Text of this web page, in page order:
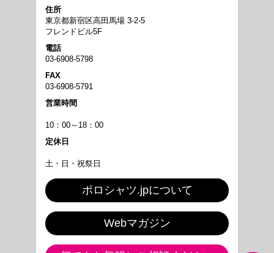
住所
東京都新宿区高田馬場 3-2-5
フレンドビル5F
電話
03-6908-5798
FAX
03-6908-5791
営業時間
10：00～18：00
定休日
土・日・祝祭日
ポロシャツ.jpについて
Webマガジン